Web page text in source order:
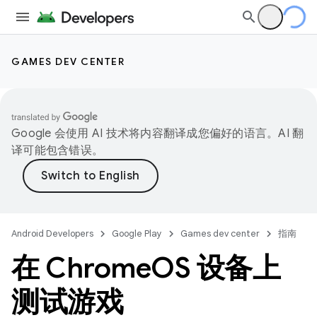
GAMES DEV CENTER
Google 会使用 AI 技术将内容翻译成您偏好的语言。AI 翻
译可能包含错误。
Android Developers Google Play Games dev center 指南
在 ChromeOS 设备上
测试游戏